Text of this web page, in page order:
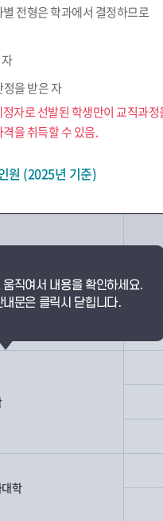
전형은 학과에서 결정하므로
을 받은 자
자로 선발된 학생만이 교직과정
을 취득할 수 있음.
원 (2025년 기준)
학